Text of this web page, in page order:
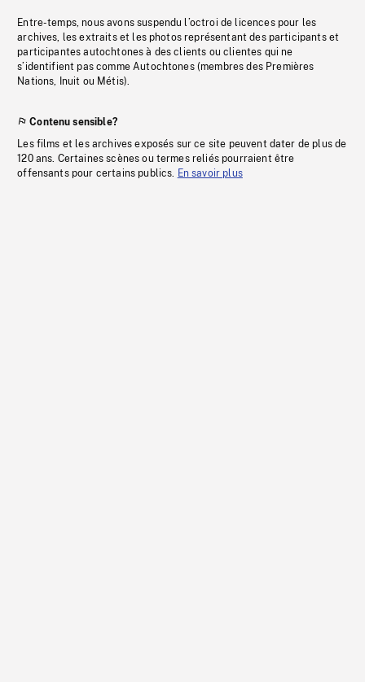
Entre-temps, nous avons suspendu l’octroi de licences pour les
archives, les extraits et les photos représentant des participants et
participantes autochtones à des clients ou clientes qui ne
s’identifient pas comme Autochtones (membres des Premières
Nations, Inuit ou Métis).
Contenu sensible?
Les films et les archives exposés sur ce site peuvent dater de plus de
120 ans. Certaines scènes ou termes reliés pourraient être
offensants pour certains publics. En savoir plus